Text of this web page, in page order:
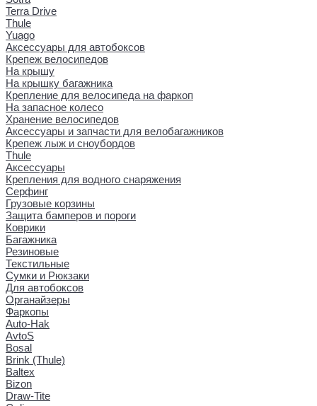
Terra Drive
Thule
Yuago
Аксессуары для автобоксов
Крепеж велосипедов
На крышу
На крышку багажника
Крепление для велосипеда на фаркоп
На запасное колесо
Хранение велосипедов
Аксессуары и запчасти для велобагажников
Крепеж лыж и сноубордов
Thule
Аксессуары
Крепления для водного снаряжения
Серфинг
Грузовые корзины
Защита бамперов и пороги
Коврики
Багажника
Резиновые
Текстильные
Сумки и Рюкзаки
Для автобоксов
Органайзеры
Фаркопы
Auto-Hak
AvtoS
Bosal
Brink (Thule)
Baltex
Bizon
Draw-Tite